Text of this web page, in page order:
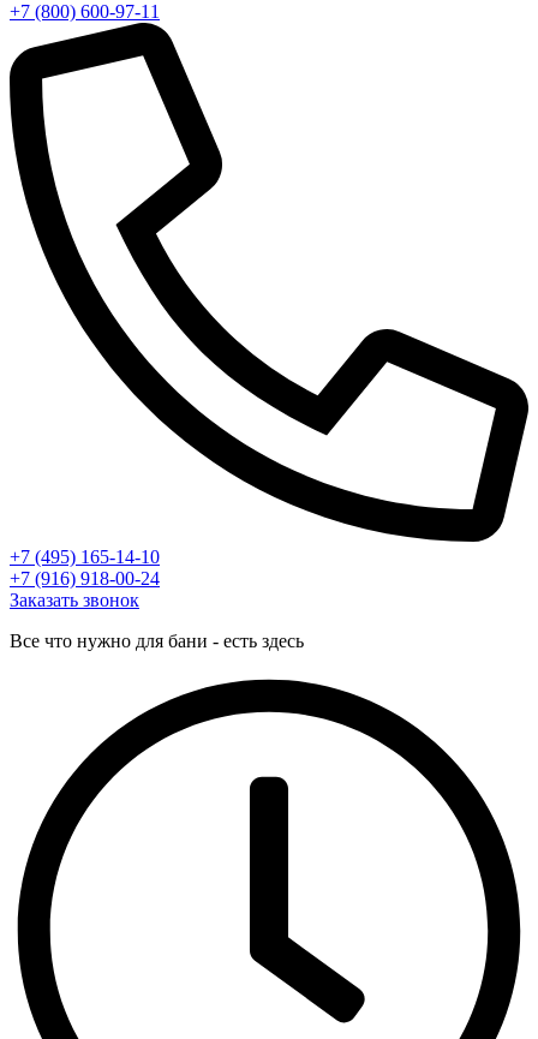
+7 (800) 600-97-11
+7 (495) 165-14-10
+7 (916) 918-00-24
Заказать звонок
Все что нужно для бани - есть здесь